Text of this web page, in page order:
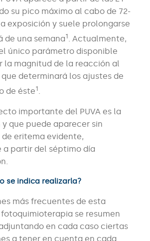
su pico máximo al cabo de 72-
exposición y suele prolongarse
de una semana1. Actualmente,
único parámetro disponible
la magnitud de la reacción al
determinará los ajustes de
de éste1.
importante del PUVA es la
que puede aparecer sin
eritema evidente,
a partir del séptimo día
se indica realizarla?
más frecuentes de esta
se resumen
en cada caso ciertas
a tener en cuenta en cada